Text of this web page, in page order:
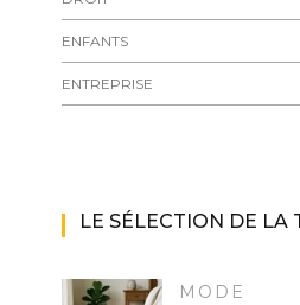
ENFANTS
ENTREPRISE
LE SÉLECTION DE LA
MODE